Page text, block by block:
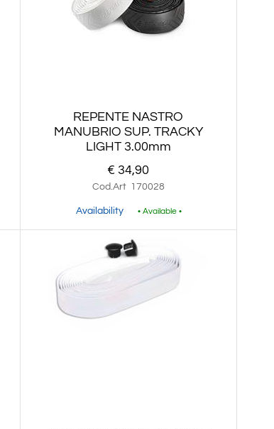
REPENTE NASTRO
MANUBRIO SUP. TRACKY
LIGHT 3.00mm
€ 34,90
Cod.Art 170028
Availability • Available •